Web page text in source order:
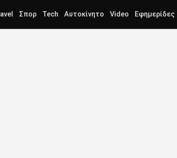
Σπορ Tech Αυτοκίνητο Video Εφημερίδες